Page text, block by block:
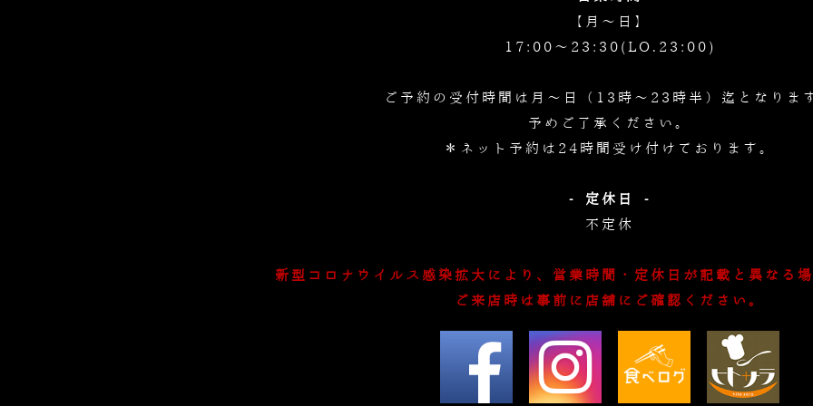
【月～日】
17:00～23:30(LO.23:00)
ご予約の受付時間は月～日（13時～23時半）迄となりま
予めご了承ください。
＊ネット予約は24時間受け付けております。
- 定休日 -
不定休
新型コロナウイルス感染拡大により、営業時間・定休日が記載と異なる
ご来店時は事前に店舗にご確認ください。